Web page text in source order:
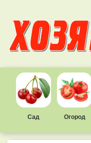
Сад Огород